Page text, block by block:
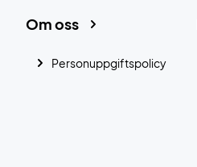
Om oss
Personuppgiftspolicy